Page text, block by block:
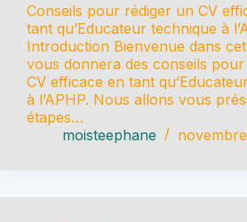
Conseils pour rédiger un CV
tant qu’Educateur technique à
Introduction Bienvenue dans
vous donnera des conseils
CV efficace en tant
à l’APHP. Nous allons vous
étapes…
moisteephane